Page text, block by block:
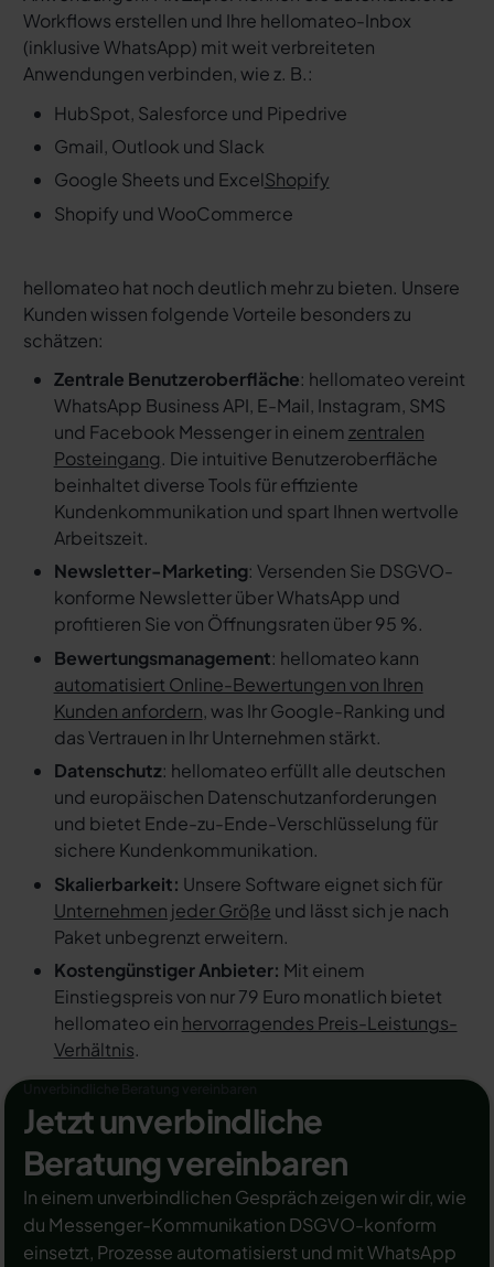
Workflows erstellen und Ihre hellomateo-Inbox
(inklusive WhatsApp) mit weit verbreiteten
Anwendungen verbinden, wie z. B.:
HubSpot, Salesforce und Pipedrive
Gmail, Outlook und Slack
Google Sheets und ExcelShopify
Shopify und WooCommerce
hellomateo hat noch deutlich mehr zu bieten. Unsere
Kunden wissen folgende Vorteile besonders zu
schätzen:
Zentrale Benutzeroberfläche: hellomateo vereint
WhatsApp Business API, E-Mail, Instagram, SMS
und Facebook Messenger in einem zentralen
Posteingang. Die intuitive Benutzeroberfläche
beinhaltet diverse Tools für effiziente
Kundenkommunikation und spart Ihnen wertvolle
Arbeitszeit.
Newsletter-Marketing: Versenden Sie DSGVO-
konforme Newsletter über WhatsApp und
profitieren Sie von Öffnungsraten über 95 %.
Bewertungsmanagement: hellomateo kann
automatisiert Online-Bewertungen von Ihren
Kunden anfordern, was Ihr Google-Ranking und
das Vertrauen in Ihr Unternehmen stärkt.
Datenschutz: hellomateo erfüllt alle deutschen
und europäischen Datenschutzanforderungen
und bietet Ende-zu-Ende-Verschlüsselung für
sichere Kundenkommunikation.
Skalierbarkeit: Unsere Software eignet sich für
Unternehmen jeder Größe und lässt sich je nach
Paket unbegrenzt erweitern.
Kostengünstiger Anbieter: Mit einem
Einstiegspreis von nur 79 Euro monatlich bietet
hellomateo ein hervorragendes Preis-Leistungs-
Verhältnis.
Jetzt unverbindliche
Beratung vereinbaren
In einem unverbindlichen Gespräch zeigen wir dir, wie
du Messenger-Kommunikation DSGVO-konform
einsetzt, Prozesse automatisierst und mit WhatsApp